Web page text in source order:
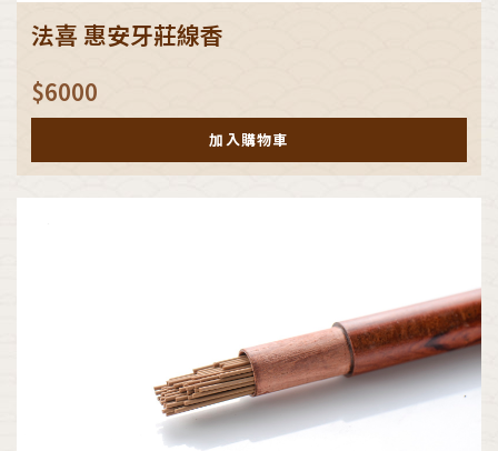
法喜 惠安牙莊線香
$6000
加入購物車